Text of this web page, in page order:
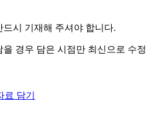
드시 기재해 주셔야 합니다.
경우 담은 시점만 최신으로 수정
담기